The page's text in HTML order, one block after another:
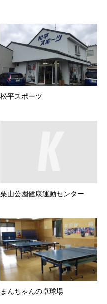
松平スポーツ
栗山公園健康運動センター
まんちゃんの卓球場